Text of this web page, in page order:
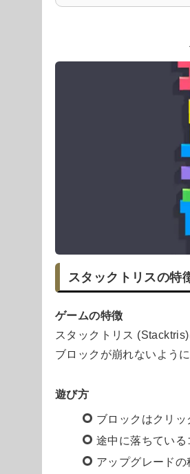
スタックトリスの特
ゲームの特徴
スタックトリス
ブロックが崩れないよう
遊び方
ブロックはクリッ
途中に落ちている
アップグレードの